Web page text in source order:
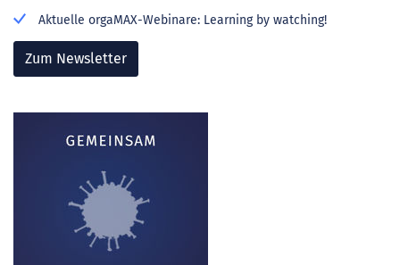
Aktuelle orgaMAX-Webinare: Learning by watching!
Zum Newsletter